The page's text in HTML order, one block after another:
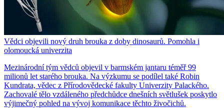
Vědci objevili nový druh brouka z doby dinosaurů. Pomohla i
olomoucká univerzita
Mezinárodní tým vědců objevil v barmském jantaru téměř 99
milionů let starého brouka. Na výzkumu se podílel také Robin
Kundrata, vědec z Přírodovědecké fakulty Univerzity Palackého.
Zachovalé tělo vzdáleného předchůdce dnešních světlušek poskytlo
výjimečný pohled na vývoj komunikace těchto živočichů.